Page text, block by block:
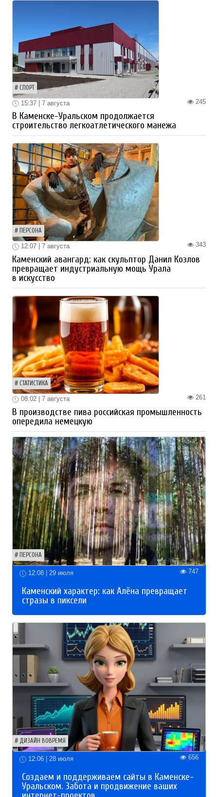
СПОРТ
245
15:37 | 7 августа
В Каменске-Уральском продолжается
строительство легкоатлетического манежа
ПЕРСОНА
343
12:07 | 7 августа
Каменский авангард: как скульптор Данил Козлов
превращает индустриальную мощь Урала
в искусство
СТАТИСТИКА
261
08:02 | 7 августа
В производстве пива российская промышленность
опередила немецкую
ПЕРСОНА
12:08 | 29 июля 747
Каменский характер: как Алёна превращает
стразы в пиксели
ДИЗАЙН ВОВРЕМЯ
12:06 | 28 июля 656
Создаем и поддерживаем сайты в Каменске-
Уральском. Забота и продвижение ваших